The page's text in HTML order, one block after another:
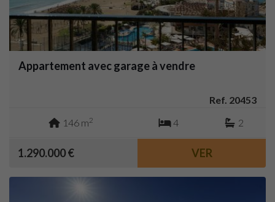
Appartement avec garage à vendre
Ref. 20453
146 m2 4 2
1.290.000 € VER